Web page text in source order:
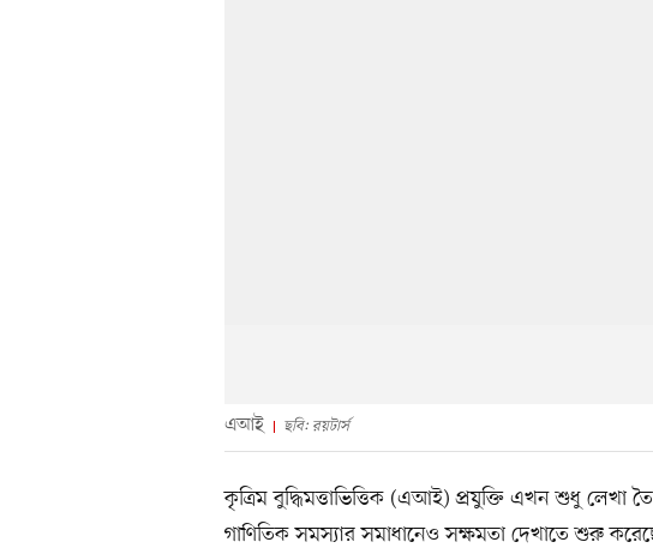
এআই ছবি: রয়টার্স
কৃত্রিম বুদ্ধিমত্তাভিত্তিক (এআই) প্রযুক্তি এখন শুধু লেখা
গাণিতিক সমস্যার সমাধানেও সক্ষমতা দেখাতে শুরু